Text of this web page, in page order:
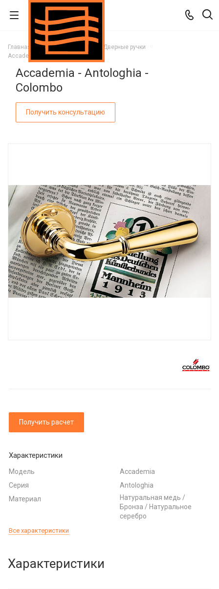
Главная Каталог
Дверные ручки
Accademia - Antologhia - Colombo
Accademia - Antologhia -
Colombo
Получить консультацию
Получить расчет
Характеристики
Модель
Accademia
Серия
Antologhia
Материал
Натуральная медь /
Бронза / Натуральное
серебро
Все характеристики
Характеристики